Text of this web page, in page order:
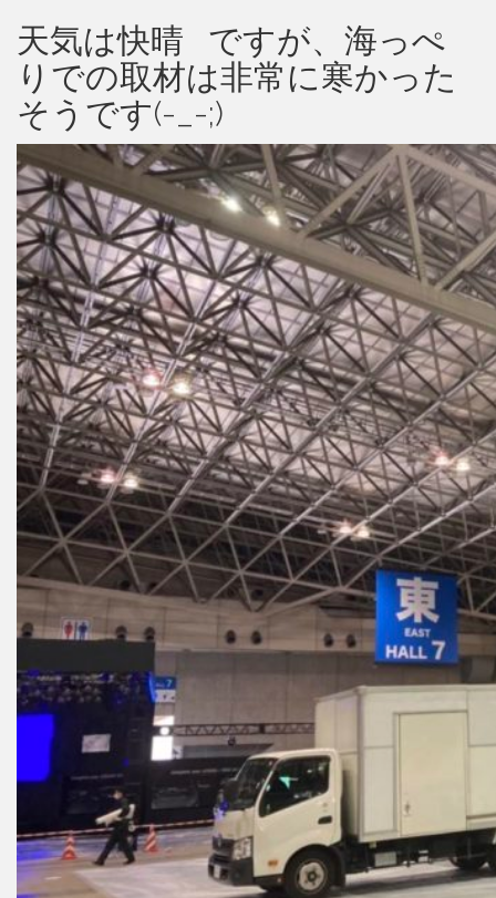
天気は快晴
ですが、海っぺ
りでの取材は非常に寒かった
そうです(-_-;)